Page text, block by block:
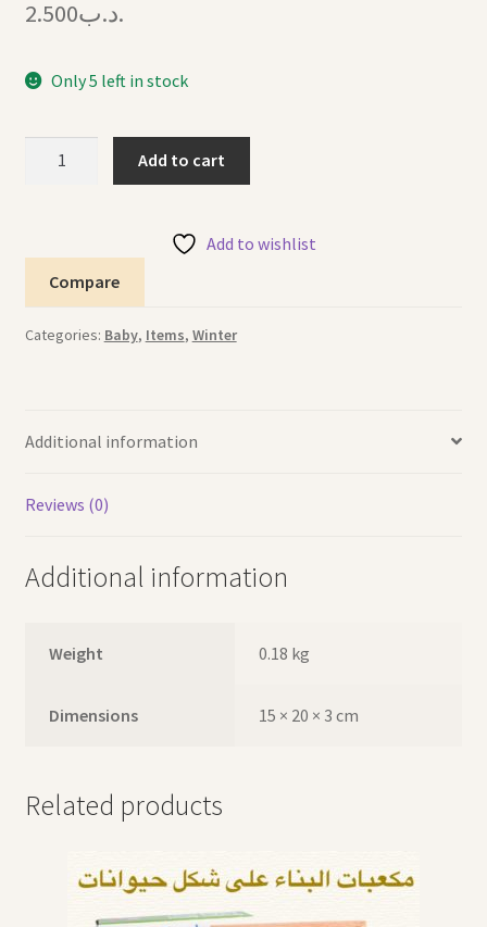
.د.ب2.500
Only 5 left in stock
شتوية
حمراء
quantity
Add to cart
Add to wishlist
Compare
Categories: Baby, Items, Winter
Additional information
Reviews (0)
Additional information
Weight 0.18 kg
Dimensions 15 × 20 × 3 cm
Related products